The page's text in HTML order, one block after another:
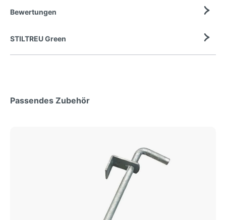
Bewertungen
STILTREU Green
Passendes Zubehör